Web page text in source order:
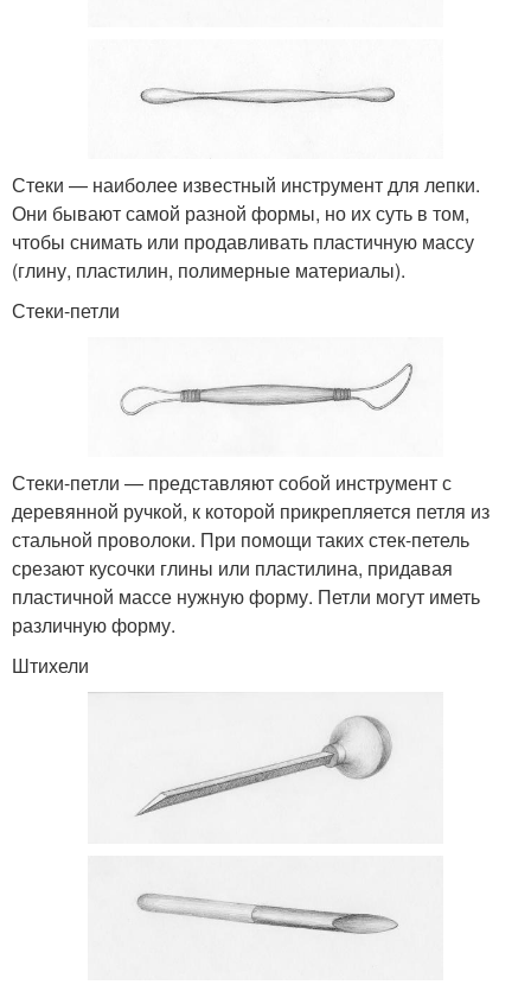
Стеки — наиболее известный инструмент для лепки.
Они бывают самой разной формы, но их суть в том,
чтобы снимать или продавливать пластичную массу
(глину, пластилин, полимерные материалы).
Стеки-петли
Стеки-петли — представляют собой инструмент с
деревянной ручкой, к которой прикрепляется петля из
стальной проволоки. При помощи таких стек-петель
срезают кусочки глины или пластилина, придавая
пластичной массе нужную форму. Петли могут иметь
различную форму.
Штихели